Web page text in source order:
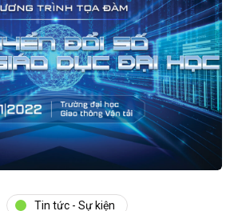
Tin tức - Sự kiện